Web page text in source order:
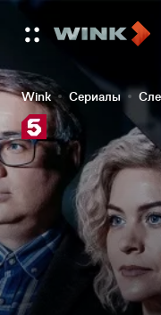
Wink Сериалы